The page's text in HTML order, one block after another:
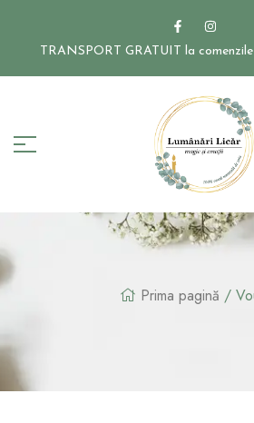
TRANSPORT GRATUIT la
Prima pagină /